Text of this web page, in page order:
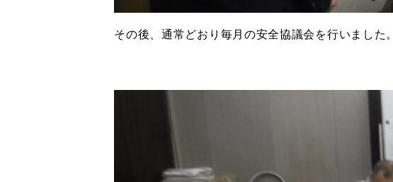
その後、通常どおり毎月の安全協議会を行いました。